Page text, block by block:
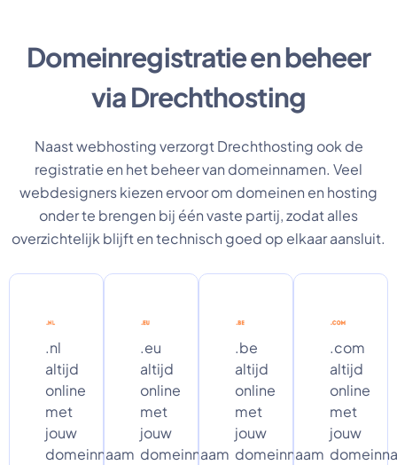
Domeinregistratie en beheer
via Drechthosting
Naast webhosting verzorgt Drechthosting ook de
registratie en het beheer van domeinnamen. Veel
webdesigners kiezen ervoor om domeinen en hosting
onder te brengen bij één vaste partij, zodat alles
overzichtelijk blijft en technisch goed op elkaar aansluit.
.nl
altijd
online
met
jouw
domeinnaam
.eu
altijd
online
met
jouw
domeinnaam
.be
altijd
online
met
jouw
domeinnaam
.com
altijd
online
met
jouw